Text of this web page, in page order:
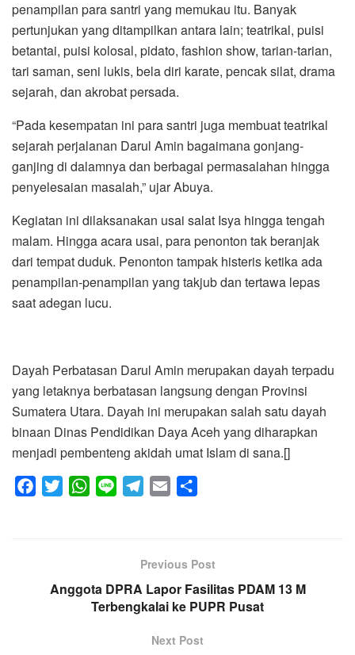
penampilan para santri yang memukau itu. Banyak
pertunjukan yang ditampilkan antara lain; teatrikal, puisi
betantai, puisi kolosal, pidato, fashion show, tarian-tarian,
tari saman, seni lukis, bela diri karate, pencak silat, drama
sejarah, dan akrobat persada.
“Pada kesempatan ini para santri juga membuat teatrikal
sejarah perjalanan Darul Amin bagaimana gonjang-
ganjing di dalamnya dan berbagai permasalahan hingga
penyelesaian masalah,” ujar Abuya.
Kegiatan ini dilaksanakan usai salat Isya hingga tengah
malam. Hingga acara usai, para penonton tak beranjak
dari tempat duduk. Penonton tampak histeris ketika ada
penampilan-penampilan yang takjub dan tertawa lepas
saat adegan lucu.
Dayah Perbatasan Darul Amin merupakan dayah terpadu
yang letaknya berbatasan langsung dengan Provinsi
Sumatera Utara. Dayah ini merupakan salah satu dayah
binaan Dinas Pendidikan Daya Aceh yang diharapkan
menjadi pembenteng akidah umat Islam di sana.[]
e
W
A
p
g
r
a
l
e
Previous Post
Anggota DPRA Lapor Fasilitas PDAM 13 M
Terbengkalai ke PUPR Pusat
Next Post